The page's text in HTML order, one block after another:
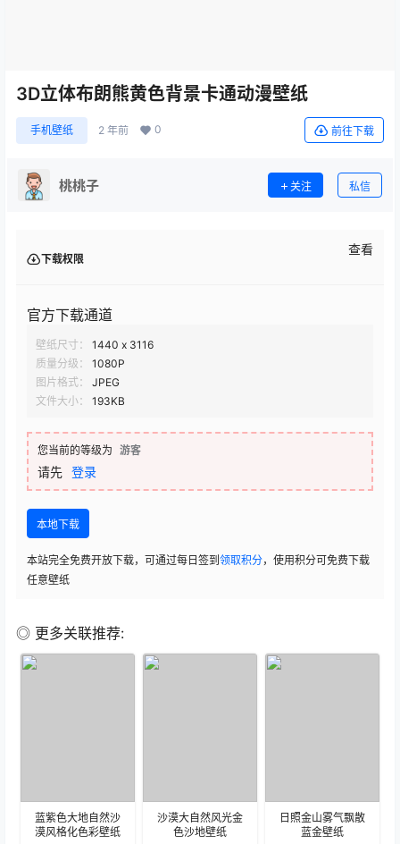
3D立体布朗熊黄色背景卡通动漫壁纸
手机壁纸 2 年前 0 前往下载
桃桃子 关注 私信
下载权限
查看
官方下载通道
壁纸尺寸：
1440 x 3116
质量分级：
1080P
图片格式：
JPEG
文件大小：
193KB
您当前的等级为 游客
请先 登录
本地下载
本站完全免费开放下载，可通过每日签到 领取积分，使用积分可免费下载
任意壁纸
◎ 更多关联推荐:
蓝紫色大地自然沙
漠风格化色彩壁纸
沙漠大自然风光金
色沙地壁纸
日照金山雾气飘散
蓝金壁纸